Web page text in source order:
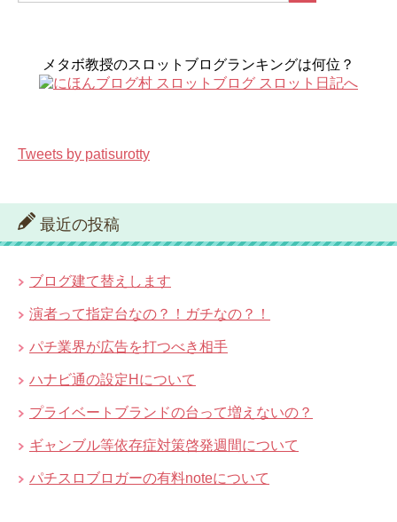
メタボ教授のスロットブログランキングは何位？
Tweets by patisurotty
最近の投稿
ブログ建て替えします
演者って指定台なの？！ガチなの？！
パチ業界が広告を打つべき相手
ハナビ通の設定Hについて
プライベートブランドの台って増えないの？
ギャンブル等依存症対策啓発週間について
パチスロブロガーの有料noteについて